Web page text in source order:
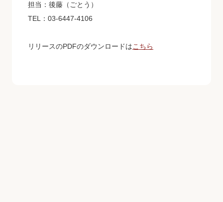
担当：後藤（ごとう）
TEL：03-6447-4106
リリースのPDFのダウンロードはこちら